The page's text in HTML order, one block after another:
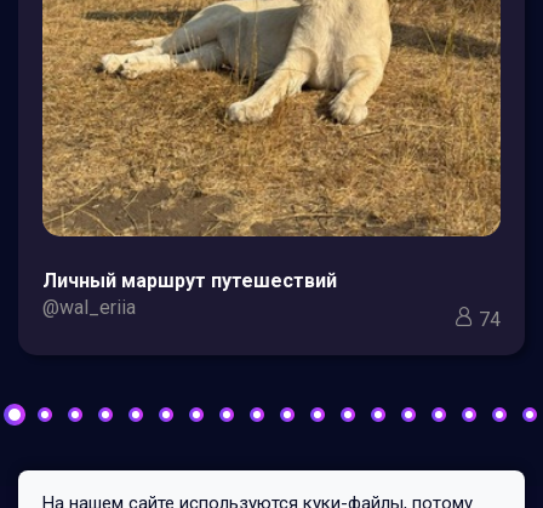
Личный маршрут путешествий
@wal_eriia
74
На нашем сайте используются куки-файлы, потому